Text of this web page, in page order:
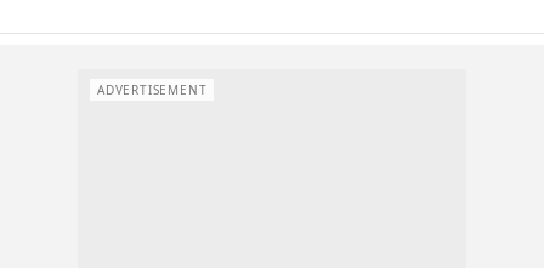
ADVERTISEMENT